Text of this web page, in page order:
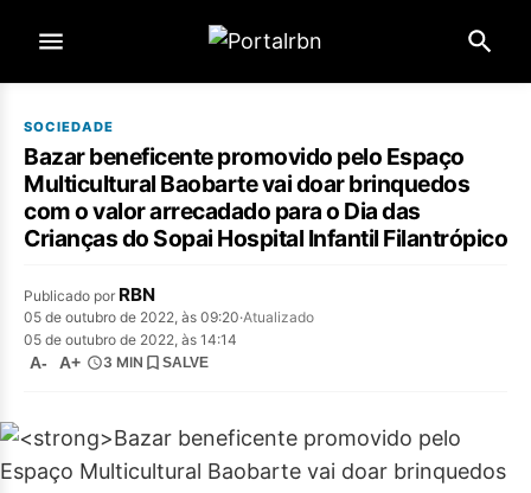
SOCIEDADE
Bazar beneficente promovido pelo Espaço
Multicultural Baobarte vai doar brinquedos
com o valor arrecadado para o Dia das
Crianças do Sopai Hospital Infantil Filantrópico
Publicado por RBN
05 de outubro de 2022, às 09:20·Atualizado
05 de outubro de 2022, às 14:14
A- A+ 3 MIN SALVE